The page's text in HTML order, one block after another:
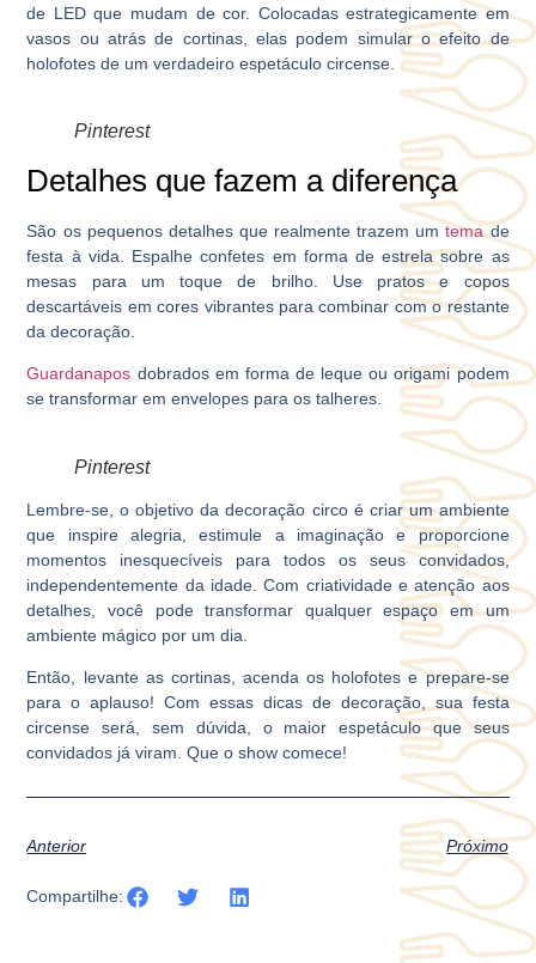
de LED que mudam de cor. Colocadas estrategicamente em
vasos ou atrás de cortinas, elas podem simular o efeito de
holofotes de um verdadeiro espetáculo circense.
Pinterest
Detalhes que fazem a diferença
São os pequenos detalhes que realmente trazem umtemade
festa à vida. Espalhe confetes em forma de estrela sobre as
mesas para um toque de brilho. Use pratos e copos
descartáveis em cores vibrantes para combinar com o restante
da decoração.
Guardanapos dobrados em forma de leque ou origami podem
se transformar em envelopes para os talheres.
Pinterest
Lembre-se, o objetivo da decoração circo é criar um ambiente
que inspire alegria, estimule a imaginação e proporcione
momentos inesquecíveis para todos os seus convidados,
independentemente da idade. Com criatividade e atenção aos
detalhes, você pode transformar qualquer espaço em um
ambiente mágico por um dia.
Então, levante as cortinas, acenda os holofotes e prepare-se
para o aplauso! Com essas dicas de decoração, sua festa
circense será, sem dúvida, o maior espetáculo que seus
convidados já viram. Que o show comece!
Anterior Próximo
Compartilhe: